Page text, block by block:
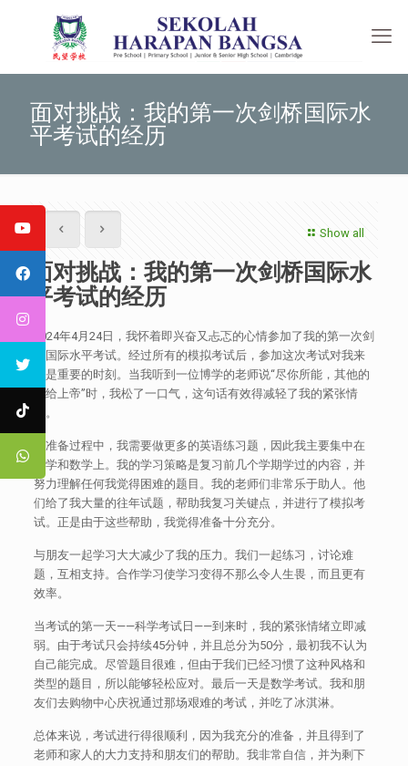
面对挑战：我的第一次剑桥国际水
平考试的经历
Show all
面对挑战：我的第一次剑桥国际水
平考试的经历
2024年4月24日，我怀着即兴奋又忐忑的心情参加了我的第一次剑
桥国际水平考试。经过所有的模拟考试后，参加这次考试对我来
说是重要的时刻。当我听到一位博学的老师说“尽你所能，其他的
交给上帝”时，我松了一口气，这句话有效得减轻了我的紧张情
绪。
在准备过程中，我需要做更多的英语练习题，因此我主要集中在
科学和数学上。我的学习策略是复习前几个学期学过的内容，并
努力理解任何我觉得困难的题目。我的老师们非常乐于助人。他
们给了我大量的往年试题，帮助我复习关键点，并进行了模拟考
试。正是由于这些帮助，我觉得准备十分充分。
与朋友一起学习大大减少了我的压力。我们一起练习，讨论难
题，互相支持。合作学习使学习变得不那么令人生畏，而且更有
效率。
当考试的第一天——科学考试日——到来时，我的紧张情绪立即减
弱。由于考试只会持续45分钟，并且总分为50分，最初我不认为
自己能完成。尽管题目很难，但由于我们已经习惯了这种风格和
类型的题目，所以能够轻松应对。最后一天是数学考试。我和朋
友们去购物中心庆祝通过那场艰难的考试，并吃了冰淇淋。
总体来说，考试进行得很顺利，因为我充分的准备，并且得到了
老师和家人的大力支持和朋友们的帮助。我非常自信，并为剩下